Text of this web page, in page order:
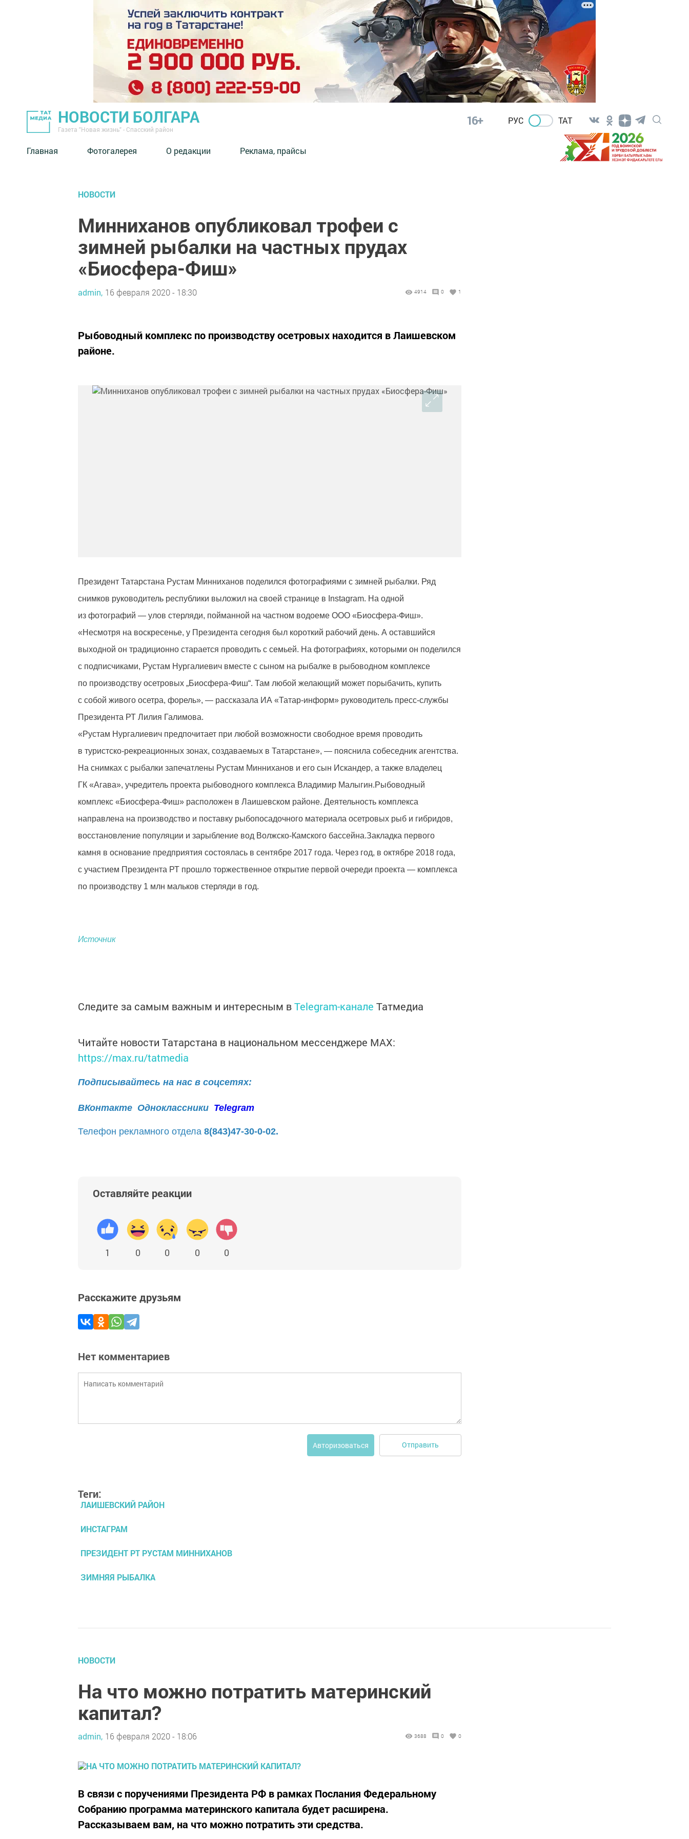
НОВОСТИ БОЛГАРА
Газета "Новая жизнь" - Спасский район
16+ РУС ТАТ
Главная Фотогалерея О редакции Реклама, прайсы
НОВОСТИ
Минниханов опубликовал трофеи с
зимней рыбалки на частных прудах
«Биосфера-Фиш»
admin, 16 февраля 2020 - 18:30 4914 0 1
Рыбоводный комплекс по производству осетровых находится в Лаишевском
районе.
Президент Татарстана Рустам Минниханов поделился фотографиями с зимней рыбалки. Ряд
снимков руководитель республики выложил на своей странице в Instagram. На одной
из фотографий — улов стерляди, пойманной на частном водоеме ООО «Биосфера-Фиш».
«Несмотря на воскресенье, у Президента сегодня был короткий рабочий день. А оставшийся
выходной он традиционно старается проводить с семьей. На фотографиях, которыми он поделился
с подписчиками, Рустам Нургалиевич вместе с сыном на рыбалке в рыбоводном комплексе
по производству осетровых „Биосфера-Фиш“. Там любой желающий может порыбачить, купить
с собой живого осетра, форель», — рассказала ИА «Татар-информ» руководитель пресс-службы
Президента РТ Лилия Галимова.
«Рустам Нургалиевич предпочитает при любой возможности свободное время проводить
в туристско-рекреационных зонах, создаваемых в Татарстане», — пояснила собеседник агентства.
На снимках с рыбалки запечатлены Рустам Минниханов и его сын Искандер, а также владелец
ГК «Агава», учредитель проекта рыбоводного комплекса Владимир Малыгин.Рыбоводный
комплекс «Биосфера-Фиш» расположен в Лаишевском районе. Деятельность комплекса
направлена на производство и поставку рыбопосадочного материала осетровых рыб и гибридов,
восстановление популяции и зарыбление вод Волжско-Камского бассейна.Закладка первого
камня в основание предприятия состоялась в сентябре 2017 года. Через год, в октябре 2018 года,
с участием Президента РТ прошло торжественное открытие первой очереди проекта — комплекса
по производству 1 млн мальков стерляди в год.
Источник
Следите за самым важным и интересным вTelegram-канале Татмедиа
Читайте новости Татарстана в национальном мессенджере MАХ:
https://max.ru/tatmedia
Подписывайтесь на нас в соцсетях:
ВКонтакте Одноклассники Telegram
Телефон рекламного отдела 8(843)47-30-0-02.
Оставляйте реакции
1 0 0 0 0
Расскажите друзьям
Нет комментариев
Авторизоваться Отправить
Теги:
ЛАИШЕВСКИЙ РАЙОН
ИНСТАГРАМ
ПРЕЗИДЕНТ РТ РУСТАМ МИННИХАНОВ
ЗИМНЯЯ РЫБАЛКА
НОВОСТИ
На что можно потратить материнский
капитал?
admin, 16 февраля 2020 - 18:06 3688 0 0
В связи с поручениями Президента РФ в рамках Послания Федеральному
Собранию программа материнского капитала будет расширена.
Рассказываем вам, на что можно потратить эти средства.